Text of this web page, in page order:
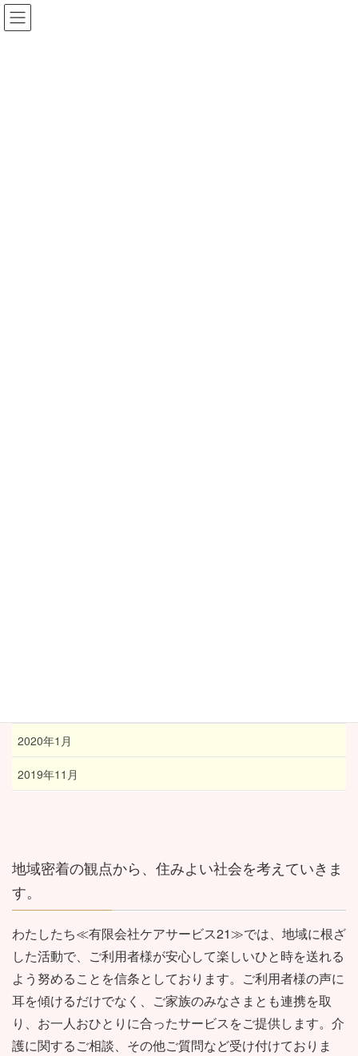
2020年1月
2019年11月
地域密着の観点から、住みよい社会を考えていきま
す。
わたしたち≪有限会社ケアサービス21≫では、地域に根ざ
した活動で、ご利用者様が安心して楽しいひと時を送れる
よう努めることを信条としております。ご利用者様の声に
耳を傾けるだけでなく、ご家族のみなさまとも連携を取
り、お一人おひとりに合ったサービスをご提供します。介
護に関するご相談、その他ご質問など受け付けておりま